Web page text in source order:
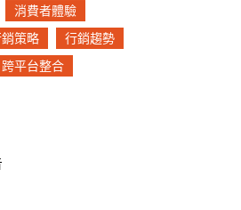
消費者體驗
策略
行銷趨勢
跨平台整合